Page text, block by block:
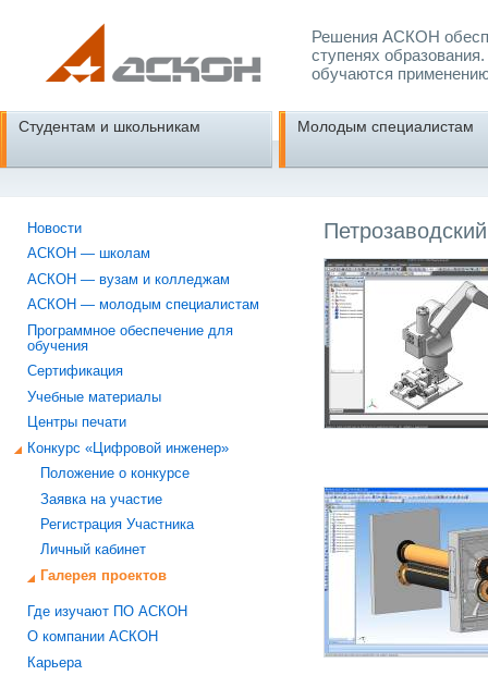
Решения АСКОН
ступенях
обучаются
Студентам и школьникам Молодым специалистам
Новости
АСКОН — школам
АСКОН — вузам и колледжам
АСКОН — молодым специалистам
Программное обеспечение для
обучения
Сертификация
Учебные материалы
Центры печати
Конкурс «Цифровой инженер»
Положение о конкурсе
Заявка на участие
Регистрация Участника
Личный кабинет
Галерея проектов
Где изучают ПО АСКОН
О компании АСКОН
Карьера